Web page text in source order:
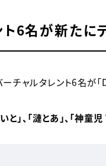
6名が新たに
チャルタレント6名が「
と」、「漣とあ」、「神童